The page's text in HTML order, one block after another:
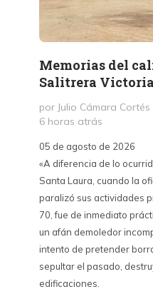
Memorias del
Salitrera
por Julio Cámara Cortés
6 horas atrás
05 de agosto de 2026
«A diferencia de lo
Santa Laura, cuando la
paralizó sus actividades
70, fue de inmediato
un afán demoledor
intento de pretender
sepultar el pasado,
edificaciones.